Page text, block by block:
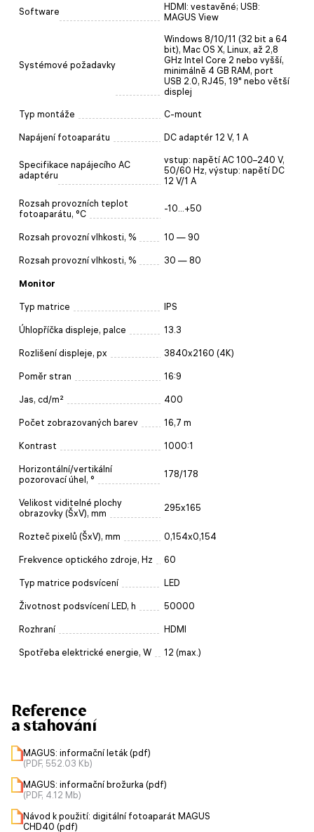
Software
HDMI: vestavěné; USB:
MAGUS View
Systémové požadavky
Windows 8/10/11 (32 bit a 64
bit), Mac OS X, Linux, až 2,8
GHz Intel Core 2 nebo vyšší,
minimálně 4 GB RAM, port
USB 2.0, RJ45, 19" nebo větší
displej
Typ montáže C-mount
Napájení fotoaparátu DC adaptér 12 V, 1 A
Specifikace napájecího AC
adaptéru
vstup: napětí AC 100–240 V,
50/60 Hz, výstup: napětí DC
12 V/1 A
Rozsah provozních teplot
fotoaparátu, °C
-10...+50
Rozsah provozní vlhkosti, % 10 — 90
Rozsah provozní vlhkosti, % 30 — 80
Monitor
Typ matrice IPS
Úhlopříčka displeje, palce 13.3
Rozlišení displeje, px 3840x2160 (4K)
Poměr stran 16:9
Jas, cd/m² 400
Počet zobrazovaných barev 16,7 m
Kontrast 1000:1
Horizontální/vertikální
pozorovací úhel, °
178/178
Velikost viditelné plochy
obrazovky (ŠxV), mm
295x165
Rozteč pixelů (ŠxV), mm 0,154x0,154
Frekvence optického zdroje, Hz 60
Typ matrice podsvícení LED
Životnost podsvícení LED, h 50000
Rozhraní HDMI
Spotřeba elektrické energie, W 12 (max.)
Reference
a stahování
MAGUS: informační leták (pdf)
(PDF, 552.03 Kb)
MAGUS: informační brožurka (pdf)
(PDF, 4.12 Mb)
Návod k použití: digitální fotoaparát MAGUS
CHD40 (pdf)